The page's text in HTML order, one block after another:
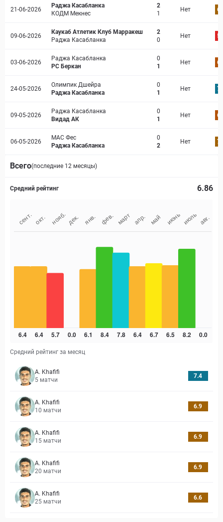
21-06-2026
Раджа Касабланка
КОДМ Мекнес
2
1
Нет
09-06-2026
Каукаб Атлетик Клуб Марракеш
Раджа Касабланка
2
0
Нет
03-06-2026
Раджа Касабланка
РС Беркан
0
1
Нет
24-05-2026
Олимпик Дшейра
Раджа Касабланка
0
1
Нет
09-05-2026
Раджа Касабланка
Видад АК
0
1
Нет
06-05-2026
МАС Фес
Раджа Касабланка
0
2
Нет
Всего(последние 12 месяцы)
Средний рейтинг 6.86
Средний рейтинг за месяц
A. Khafifi
5 матчи
7.4
A. Khafifi
10 матчи
6.9
A. Khafifi
15 матчи
6.9
A. Khafifi
20 матчи
6.9
A. Khafifi
25 матчи
6.6